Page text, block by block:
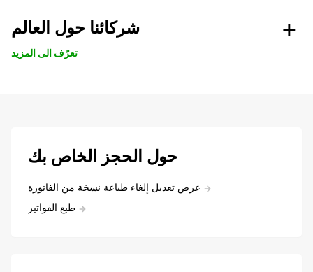
شركائنا حول العالم
تعرّف الى المزيد
حول الحجز الخاص بك
عرض تعديل إلغاء طباعة نسخة من الفاتورة
طبع الفواتير